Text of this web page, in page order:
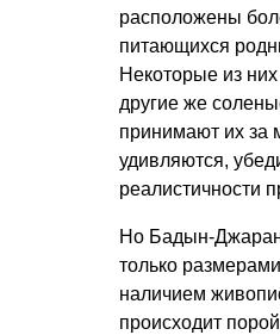
расположены
питающихся
Некоторые из
другие же
принимают их за
удивляются,
реалистичности
Но Бадын-
только
наличием
происходит